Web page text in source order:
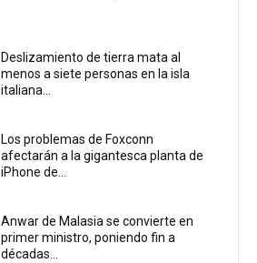
Deslizamiento de tierra mata al
menos a siete personas en la isla
italiana...
Los problemas de Foxconn
afectarán a la gigantesca planta de
iPhone de...
Anwar de Malasia se convierte en
primer ministro, poniendo fin a
décadas...